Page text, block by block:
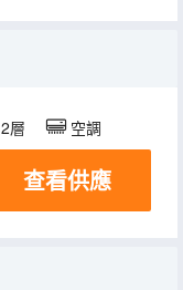
2層 空調
查看供應